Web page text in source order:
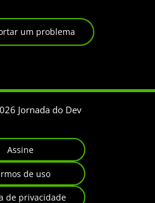
um problema
Jornada do Dev
Assine
de uso
de privacidade